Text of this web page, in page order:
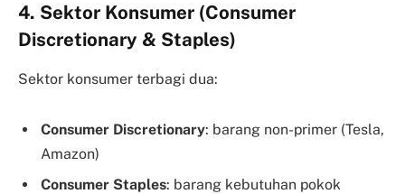
4. Sektor Konsumer (Consumer
Discretionary & Staples)
Sektor konsumer terbagi dua:
Consumer Discretionary: barang non-primer (Tesla,
Amazon)
Consumer Staples: barang kebutuhan pokok